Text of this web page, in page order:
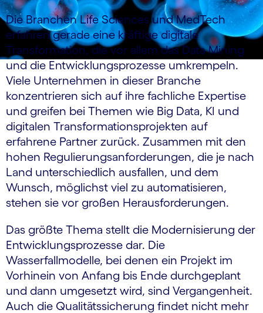
Die Branchen Life Sciences und MedTech
erfahren gerade eine kräftige digitale
Transformation, die vor allem das Data Mining
und die Entwicklungsprozesse umkrempeln.
Viele Unternehmen in dieser Branche
konzentrieren sich auf ihre fachliche Expertise
und greifen bei Themen wie Big Data, KI und
digitalen Transformationsprojekten auf
erfahrene Partner zurück. Zusammen mit den
hohen Regulierungsanforderungen, die je nach
Land unterschiedlich ausfallen, und dem
Wunsch, möglichst viel zu automatisieren,
stehen sie vor großen Herausforderungen.
Das größte Thema stellt die Modernisierung der
Entwicklungsprozesse dar. Die
Wasserfallmodelle, bei denen ein Projekt im
Vorhinein von Anfang bis Ende durchgeplant
und dann umgesetzt wird, sind Vergangenheit.
Auch die Qualitätssicherung findet nicht mehr